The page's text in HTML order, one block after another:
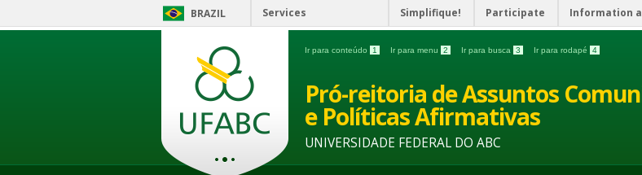
BRAZIL Services Simplifique! Participate Information
Ir para conteúdo 1 Ir para menu 2 Ir para busca 3 Ir para rodapé 4
Pró-reitoria de Assuntos
e Políticas Afirmativas
UNIVERSIDADE FEDERAL DO ABC